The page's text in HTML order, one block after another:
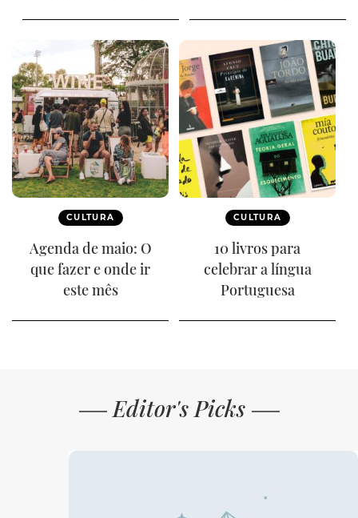
CULTURA
Agenda de maio: O
que fazer e onde ir
este mês
CULTURA
10 livros para
celebrar a língua
Portuguesa
Editor's Picks